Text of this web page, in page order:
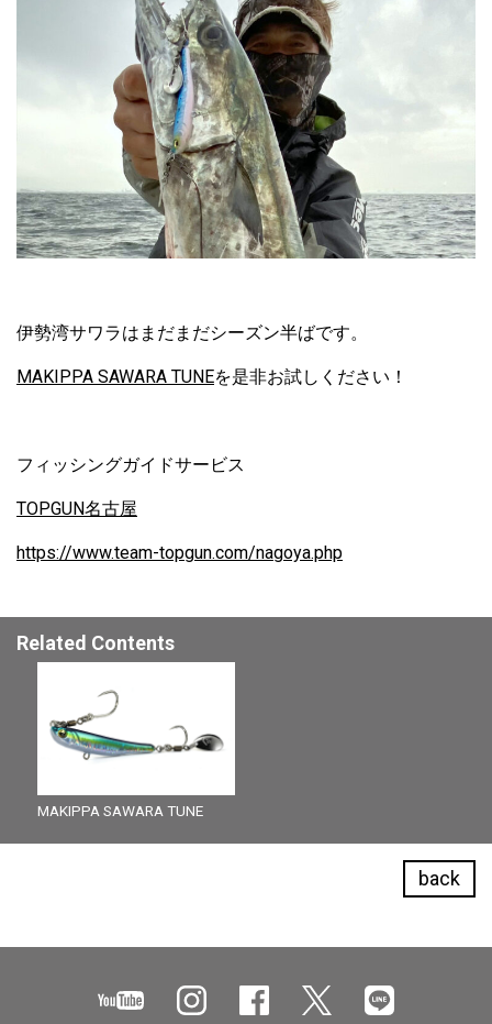
伊勢湾サワラはまだまだシーズン半ばです。
MAKIPPA SAWARA TUNEを是非お試しください！
フィッシングガイドサービス
TOPGUN名古屋
https://www.team-topgun.com/nagoya.php
Related Contents
MAKIPPA SAWARA TUNE
back